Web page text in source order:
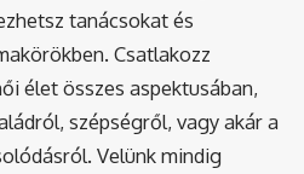
tanácsokat és
Csatlakozz
élet összes aspektusában,
szépségről, vagy akár a
Velünk mindig